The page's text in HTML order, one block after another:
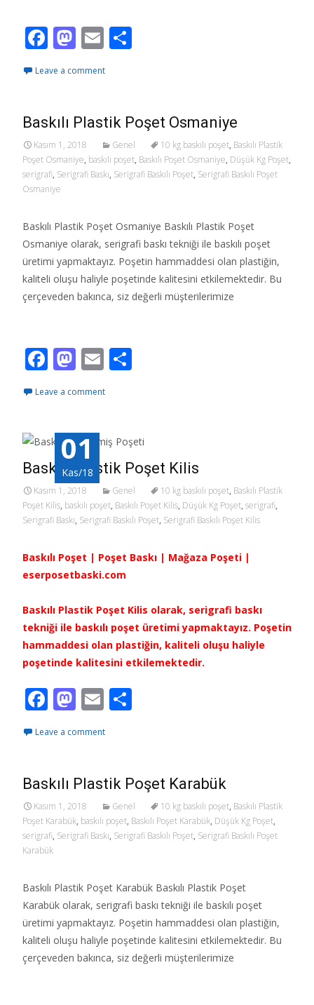
F
e
o
o
k
M
to
o
n
E
ai
Leave a comment
Baskılı Plastik Poşet Osmaniye
Kasım 1, 2018 Genel 10 kg baskılı poşet, Baskılı Plastik
Poşet Osmaniye, baskılı poşet, Baskılı Poşet Osmaniye, Düşük Kg Poşet,
serigrafi, Serigrafi Baskı, Serigrafi Baskılı Poşet, Serigrafi Baskılı Poşet
Osmaniye
Baskılı Plastik Poşet Osmaniye Baskılı Plastik Poşet
Osmaniye olarak, serigrafi baskı tekniği ile baskılı poşet
üretimi yapmaktayız. Poşetin hammaddesi olan plastiğin,
kaliteli oluşu haliyle poşetinde kalitesini etkilemektedir. Bu
çerçeveden bakınca, siz değerli müşterilerimize
F
e
b
o
o
k
M
to
d
o
n
E
ai
Leave a comment
01
Kas/18
Baskılı Plastik Poşet Kilis
Kasım 1, 2018 Genel 10 kg baskılı poşet, Baskılı Plastik
Poşet Kilis, baskılı poşet, Baskılı Poşet Kilis, Düşük Kg Poşet, serigrafi,
Serigrafi Baskı, Serigrafi Baskılı Poşet, Serigrafi Baskılı Poşet Kilis
Baskılı Poşet | Poşet Baskı | Mağaza Poşeti |
eserposetbaski.com
Baskılı Plastik Poşet Kilis olarak, serigrafi baskı
tekniği ile baskılı poşet üretimi yapmaktayız. Poşetin
hammaddesi olan plastiğin, kaliteli oluşu haliyle
poşetinde kalitesini etkilemektedir.
F
e
o
o
k
M
to
o
n
E
ai
Leave a comment
Baskılı Plastik Poşet Karabük
Kasım 1, 2018 Genel 10 kg baskılı poşet, Baskılı Plastik
Poşet Karabük, baskılı poşet, Baskılı Poşet Karabük, Düşük Kg Poşet,
serigrafi, Serigrafi Baskı, Serigrafi Baskılı Poşet, Serigrafi Baskılı Poşet
Karabük
Baskılı Plastik Poşet Karabük Baskılı Plastik Poşet
Karabük olarak, serigrafi baskı tekniği ile baskılı poşet
üretimi yapmaktayız. Poşetin hammaddesi olan plastiğin,
kaliteli oluşu haliyle poşetinde kalitesini etkilemektedir. Bu
çerçeveden bakınca, siz değerli müşterilerimize